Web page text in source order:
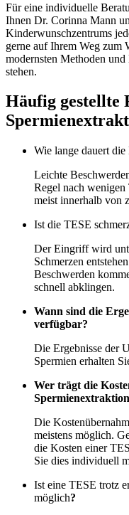
Für eine individuelle
Ihnen Dr. Corinna Mann
Kinderwunschzentrums
gerne auf Ihrem Weg zum
modernsten Methoden
stehen.
Häufig gestellte
Wie lange dauert
Leichte
Regel nach
meist innerhalb von
Ist die TESE
Der Eingriff wird
Schmerzen
Beschwerden
schnell abklingen.
Wann sind die
verfügbar?
Die Ergebnisse der
Spermien erhalten
Wer trägt die
Die
meistens möglich.
die Kosten einer
Sie dies individuell
Ist eine TESE trotz
möglich?